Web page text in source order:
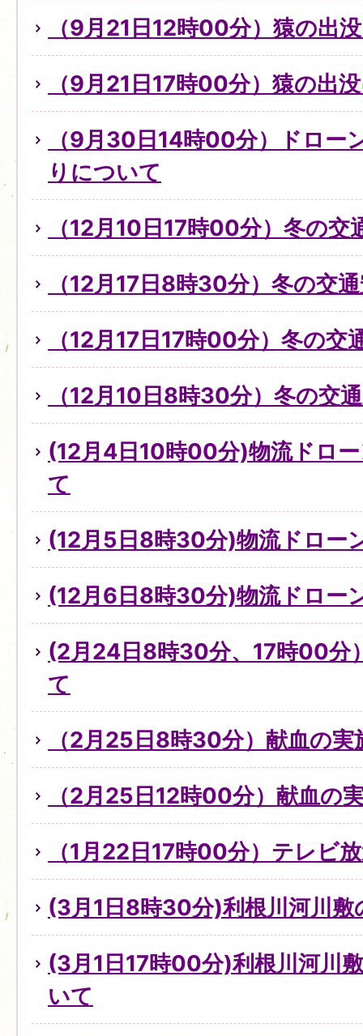
（9月21日12時00分）猿の出
（9月21日17時00分）猿の出
（9月30日14時00分）ドロー
りについて
（12月10日17時00分）冬の
（12月17日8時30分）冬の交
（12月17日17時00分）冬の交
（12月10日8時30分）冬の交
(12月4日10時00分)物流ドロ
て
(12月5日8時30分)物流ドロー
(12月6日8時30分)物流ドロー
(2月24日8時30分、17時00分
て
（2月25日8時30分）献血の
（2月25日12時00分）献血の
（1月22日17時00分）テレビ
(3月1日8時30分)利根川河川敷
(3月1日17時00分)利根川河川
いて